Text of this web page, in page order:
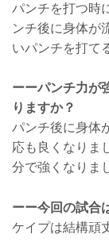
パンチを打つ時
ンチ後に身体が
いパンチを打て
ーーパンチ力が
りますか？
パンチ後に身体
応も良くなりま
分で強くなりま
ーー今回の試合
ケイプは結構頑